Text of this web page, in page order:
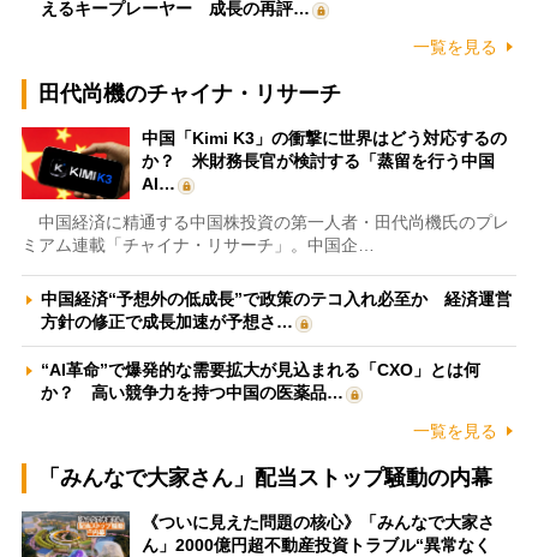
えるキープレーヤー 成長の再評…
一覧を見る
田代尚機のチャイナ・リサーチ
中国「Kimi K3」の衝撃に世界はどう対応するの
か？ 米財務長官が検討する「蒸留を行う中国
AI…
中国経済に精通する中国株投資の第一人者・田代尚機氏のプレ
ミアム連載「チャイナ・リサーチ」。中国企…
中国経済“予想外の低成長”で政策のテコ入れ必至か 経済運営
方針の修正で成長加速が予想さ…
“AI革命”で爆発的な需要拡大が見込まれる「CXO」とは何
か？ 高い競争力を持つ中国の医薬品…
一覧を見る
「みんなで大家さん」配当ストップ騒動の内幕
《ついに見えた問題の核心》「みんなで大家さ
ん」2000億円超不動産投資トラブル“異常なく